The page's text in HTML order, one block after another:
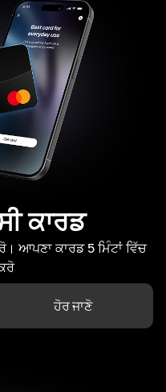
ਕਾਰਡ
ਆਪਣਾ ਕਾਰਡ 5 ਮਿੰਟਾਂ ਵਿੱਚ
ਹੋਰ ਜਾਣੋ